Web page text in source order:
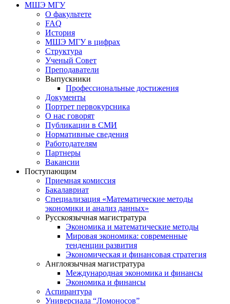
МШЭ МГУ
О факультете
FAQ
История
МШЭ МГУ в цифрах
Структура
Ученый Совет
Преподаватели
Выпускники
Профессиональные достижения
Документы
Портрет первокурсника
О нас говорят
Публикации в СМИ
Нормативные сведения
Работодателям
Партнеры
Вакансии
Поступающим
Приемная комиссия
Бакалавриат
Специализация «Математические методы
экономики и анализ данных»
Русскоязычная магистратура
Экономика и математические методы
Мировая экономика: современные
тенденции развития
Экономическая и финансовая стратегия
Англоязычная магистратура
Международная экономика и финансы
Экономика и финансы
Аспирантура
Универсиада “Ломоносов”